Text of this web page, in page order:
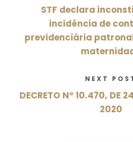
STF declara
incidência de
previdenciária
NEXT
DECRETO Nº 10.470, DE
2020